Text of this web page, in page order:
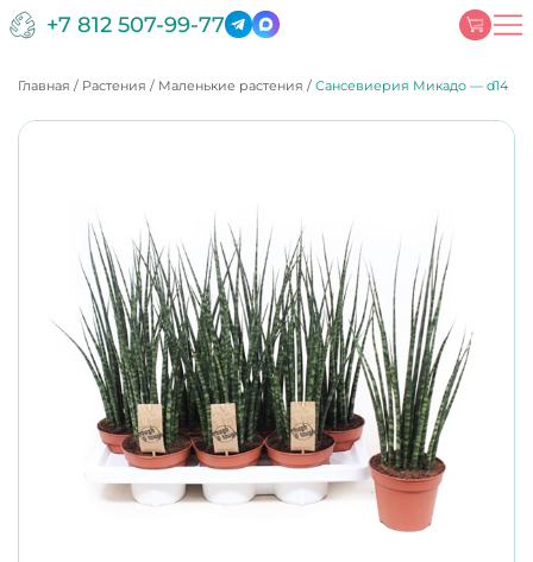
+7 812 507-99-77
Главная / Растения / Маленькие растения /Сансевиерия Микадо — d14